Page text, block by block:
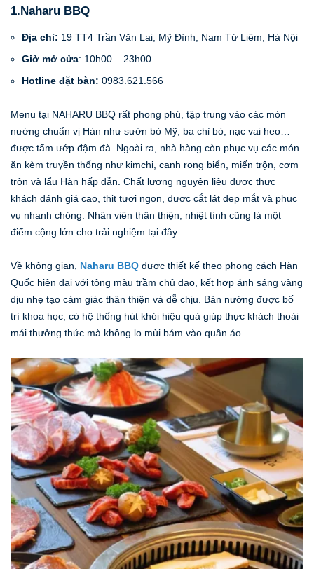
1.Naharu BBQ
Địa chỉ: 19 TT4 Trần Văn Lai, Mỹ Đình, Nam Từ Liêm, Hà Nội
Giờ mở cửa: 10h00 – 23h00
Hotline đặt bàn: 0983.621.566
Menu tại NAHARU BBQ rất phong phú, tập trung vào các món
nướng chuẩn vị Hàn như sườn bò Mỹ, ba chỉ bò, nạc vai heo…
được tẩm ướp đậm đà. Ngoài ra, nhà hàng còn phục vụ các món
ăn kèm truyền thống như kimchi, canh rong biển, miến trộn, cơm
trộn và lẩu Hàn hấp dẫn. Chất lượng nguyên liệu được thực
khách đánh giá cao, thịt tươi ngon, được cắt lát đẹp mắt và phục
vụ nhanh chóng. Nhân viên thân thiện, nhiệt tình cũng là một
điểm cộng lớn cho trải nghiệm tại đây.
Về không gian, Naharu BBQ được thiết kế theo phong cách Hàn
Quốc hiện đại với tông màu trầm chủ đạo, kết hợp ánh sáng vàng
dịu nhẹ tạo cảm giác thân thiện và dễ chịu. Bàn nướng được bố
trí khoa học, có hệ thống hút khói hiệu quả giúp thực khách thoải
mái thưởng thức mà không lo mùi bám vào quần áo.